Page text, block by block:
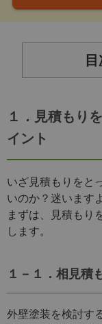
１．見積もり
イント
いざ見積もりをと
いのか？迷います
まずは、見積もり
します。
１－１．相見積
外壁塗装を検討す